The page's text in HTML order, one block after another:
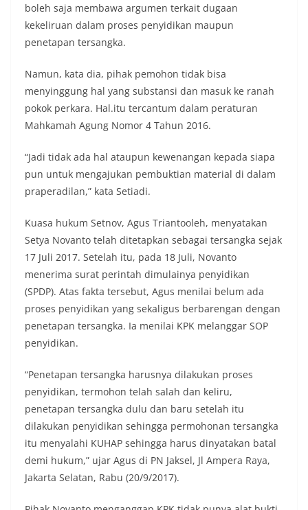
boleh saja membawa argumen terkait dugaan
kekeliruan dalam proses penyidikan maupun
penetapan tersangka.
Namun, kata dia, pihak pemohon tidak bisa
menyinggung hal yang substansi dan masuk ke ranah
pokok perkara. Hal.itu tercantum dalam peraturan
Mahkamah Agung Nomor 4 Tahun 2016.
“Jadi tidak ada hal ataupun kewenangan kepada siapa
pun untuk mengajukan pembuktian material di dalam
praperadilan,” kata Setiadi.
Kuasa hukum Setnov, Agus Triantooleh, menyatakan
Setya Novanto telah ditetapkan sebagai tersangka sejak
17 Juli 2017. Setelah itu, pada 18 Juli, Novanto
menerima surat perintah dimulainya penyidikan
(SPDP). Atas fakta tersebut, Agus menilai belum ada
proses penyidikan yang sekaligus berbarengan dengan
penetapan tersangka. Ia menilai KPK melanggar SOP
penyidikan.
“Penetapan tersangka harusnya dilakukan proses
penyidikan, termohon telah salah dan keliru,
penetapan tersangka dulu dan baru setelah itu
dilakukan penyidikan sehingga permohonan tersangka
itu menyalahi KUHAP sehingga harus dinyatakan batal
demi hukum,” ujar Agus di PN Jaksel, Jl Ampera Raya,
Jakarta Selatan, Rabu (20/9/2017).